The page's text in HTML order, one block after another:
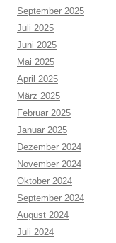
September 2025
Juli 2025
Juni 2025
Mai 2025
April 2025
März 2025
Februar 2025
Januar 2025
Dezember 2024
November 2024
Oktober 2024
September 2024
August 2024
Juli 2024